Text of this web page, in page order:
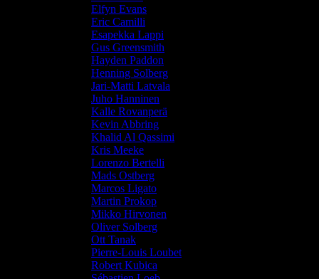
Elfyn Evans
Eric Camilli
Esapekka Lappi
Gus Greensmith
Hayden Paddon
Henning Solberg
Jari-Matti Latvala
Juho Hanninen
Kalle Rovanperä
Kevin Abbring
Khalid Al Qassimi
Kris Meeke
Lorenzo Bertelli
Mads Ostberg
Marcos Ligato
Martin Prokop
Mikko Hirvonen
Oliver Solberg
Ott Tanak
Pierre-Louis Loubet
Robert Kubica